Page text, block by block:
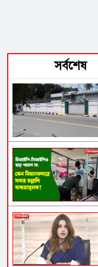
সর্বশেষ